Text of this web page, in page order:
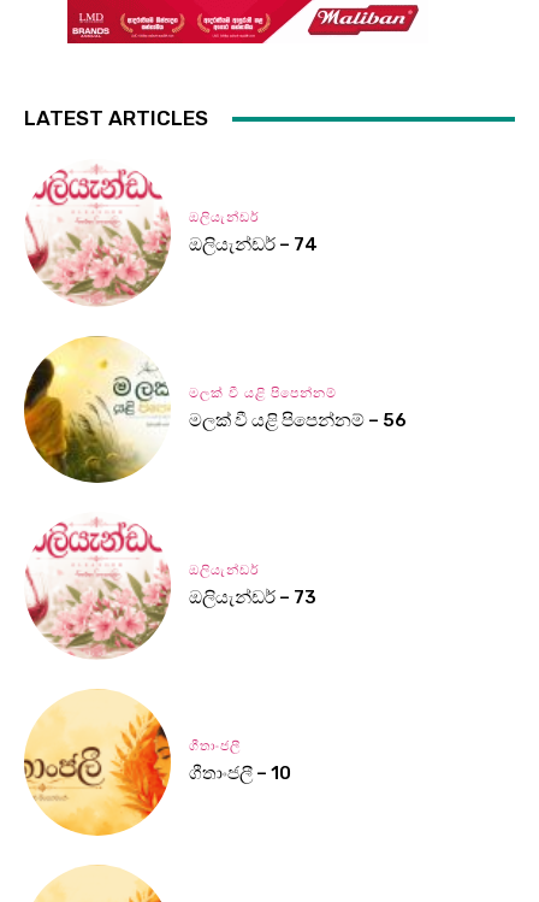
LATEST ARTICLES
ඔලියැන්ඩර්
ඔලියැන්ඩර් – 74
මලක් වී යළි පිපෙන්නම්
මලක් වී යළි පිපෙන්නම් – 56
ඔලියැන්ඩර්
ඔලියැන්ඩර් – 73
ගීතාංජලී
ගීතාංජලී – 10